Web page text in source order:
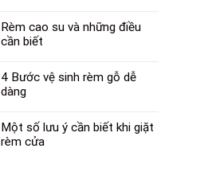
Rèm cao su và những điều
cần biết
4 Bước vệ sinh rèm gỗ dễ
dàng
Một số lưu ý cần biết khi giặt
rèm cửa